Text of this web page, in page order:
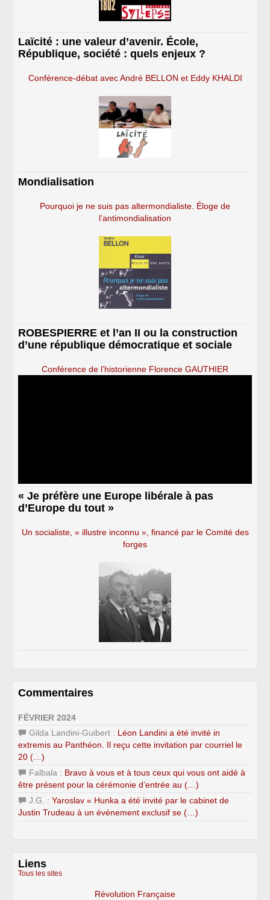
Laïcité : une valeur d’avenir. École,
République, société : quels enjeux ?
Conférence-débat avec André BELLON et Eddy KHALDI
Mondialisation
Pourquoi je ne suis pas altermondialiste. Éloge de
l’antimondialisation
ROBESPIERRE et l’an II ou la construction
d’une république démocratique et sociale
Conférence de l’historienne Florence GAUTHIER
« Je préfère une Europe libérale à pas
d’Europe du tout »
Un socialiste, « illustre inconnu », financé par le Comité des
forges
Commentaires
FÉVRIER 2024
Gilda Landini-Guibert : Léon Landini a été invité in
extremis au Panthéon. Il reçu cette invitation par courriel le
20 (…)
Falbala : Bravo à vous et à tous ceux qui vous ont aidé à
être présent pour la cérémonie d’entrée au (…)
J.G. : Yaroslav « Hunka a été invité par le cabinet de
Justin Trudeau à un événement exclusif se (…)
Liens
Tous les sites
Révolution Française